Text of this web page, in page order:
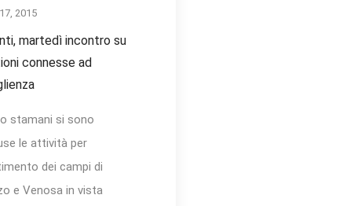
2015
martedì incontro su
connesse ad
stamani si sono
le attività per
dei campi di
e Venosa in vista